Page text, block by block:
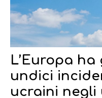
L’Europa
undici
ucraini negli